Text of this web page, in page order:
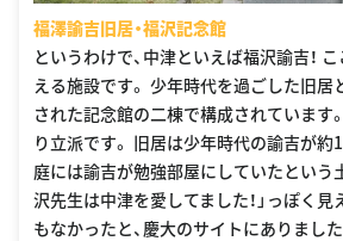
福澤諭吉旧居・福沢記念館
というわけで、中津といえば福沢諭吉！
える施設です。 少年時代を過ごした旧居
された記念館の二棟で構成されています
り立派です。 旧居は少年時代の諭吉が約
庭には諭吉が勉強部屋にしていたという
沢先生は中津を愛してました！」っぽく
もなかったと、慶大のサイトにありました